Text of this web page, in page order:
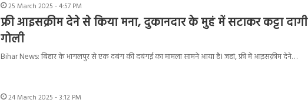
25 March 2025 - 4:57 PM
फ्री आइसक्रीम देने से किया मना, दुकानदार के मुहं में सटाकर कट्टा दागी
गोली
Bihar News: बिहार के भागलपुर से एक दबंग की दबंगई का मामला सामने आया है। जहां, फ्री में आइसक्रीम देने…
24 March 2025 - 3:12 PM